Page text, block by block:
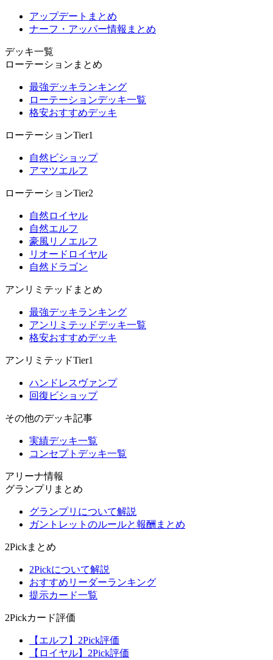
アップデートまとめ
ナーフ・アッパー情報まとめ
デッキ一覧
ローテーションまとめ
最強デッキランキング
ローテーションデッキ一覧
格安おすすめデッキ
ローテーションTier1
自然ビショップ
アマツエルフ
ローテーションTier2
自然ロイヤル
自然エルフ
豪風リノエルフ
リオードロイヤル
自然ドラゴン
アンリミテッドまとめ
最強デッキランキング
アンリミテッドデッキ一覧
格安おすすめデッキ
アンリミテッドTier1
ハンドレスヴァンプ
回復ビショップ
その他のデッキ記事
実績デッキ一覧
コンセプトデッキ一覧
アリーナ情報
グランプリまとめ
グランプリについて解説
ガントレットのルールと報酬まとめ
2Pickまとめ
2Pickについて解説
おすすめリーダーランキング
提示カード一覧
2Pickカード評価
【エルフ】2Pick評価
【ロイヤル】2Pick評価